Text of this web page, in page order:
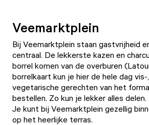
Veemarktplein
Bij Veemarktplein staan gastvrijheid
centraal. De lekkerste kazen en
borrel komen van de overburen (
borrelkaart kun je hier de hele dag
vegetarische gerechten van het
bestellen. Zo kun je lekker alles delen.
Je kunt bij Veemarktplein gezellig
op het heerlijke terras.